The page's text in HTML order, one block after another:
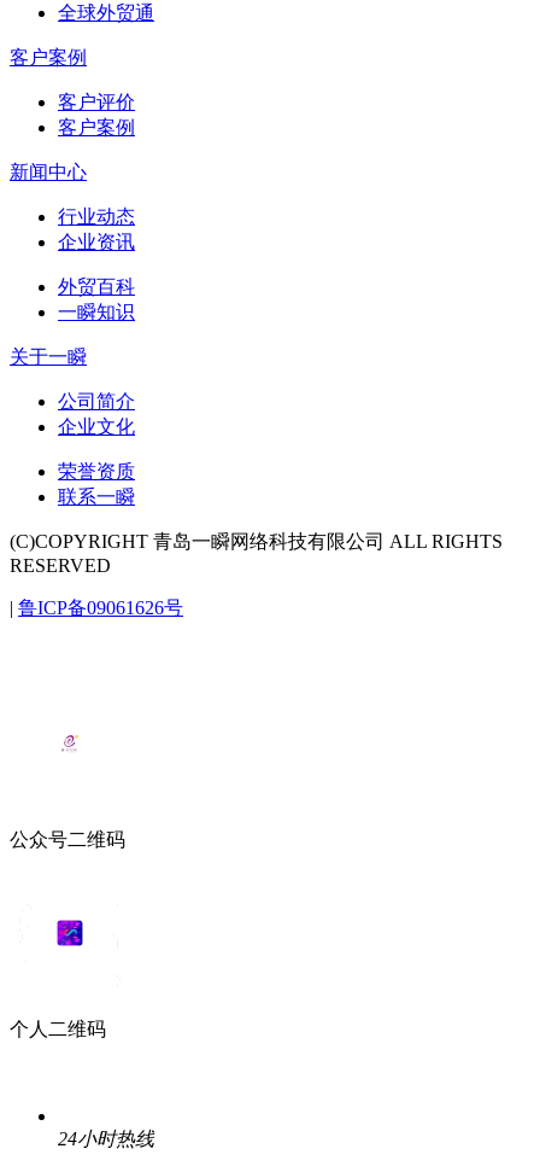
全球外贸通
客户案例
客户评价
客户案例
新闻中心
行业动态
企业资讯
外贸百科
一瞬知识
关于一瞬
公司简介
企业文化
荣誉资质
联系一瞬
(C)COPYRIGHT 青岛一瞬网络科技有限公司 ALL RIGHTS
RESERVED
| 鲁ICP备09061626号
公众号二维码
个人二维码
24小时热线